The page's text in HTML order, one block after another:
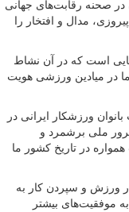
در صحنه رقابت‌های جهانی
مدال و افتخار را
است که در آن نشاط
در میادین ورزشی هویت
ورزشکار ایرانی در
ملی برشمرد و
در تاریخ کشور ما
ورزش و سپردن کار به
موفقیت‌های بیشتر